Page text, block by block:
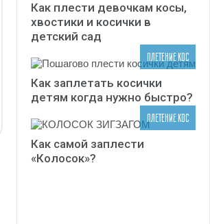
Как плести девочкам косы,
хвостики и косички в
детский сад
ПЛЕТЕНИЕ КОС
Как заплетать косички
детям когда нужно быстро?
ПЛЕТЕНИЕ КОС
Как самой заплести
«Колосок»?